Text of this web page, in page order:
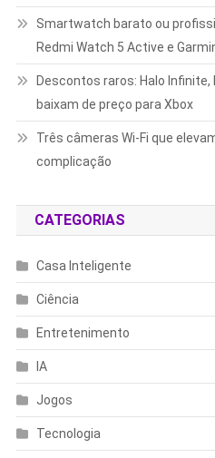
Smartwatch barato ou
Redmi Watch 5 Active e
Descontos raros: Halo Infinite,
baixam de preço para Xbox
Três câmeras Wi-Fi que
complicação
CATEGORIAS
Casa Inteligente
Ciência
Entretenimento
IA
Jogos
Tecnologia